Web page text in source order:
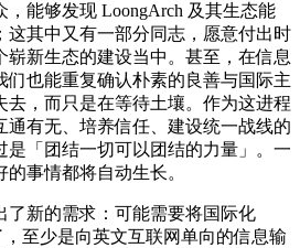
能够发现 LoongArch 及其生态能
这其中又有一部分同志，愿意付出时
崭新生态的建设当中。甚至，在信息
们也能重复确认朴素的良善与国际主
去，而只是在等待土壤。作为这进程
通有无、培养信任、建设统一战线的
是「团结一切可以团结的力量」。一
事情都将自动生长。
了新的需求：可能需要将国际化
，至少是向英文互联网单向的信息输